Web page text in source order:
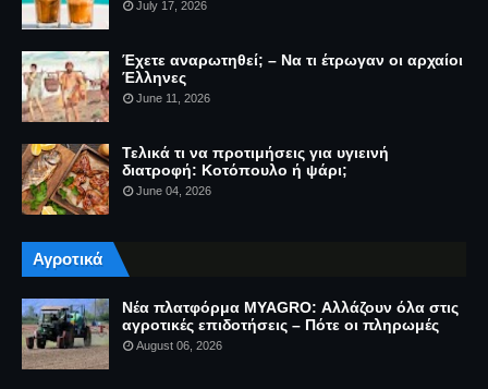
July 17, 2026
Έχετε αναρωτηθεί; – Να τι έτρωγαν οι αρχαίοι
Έλληνες
June 11, 2026
Τελικά τι να προτιμήσεις για υγιεινή
διατροφή: Κοτόπουλο ή ψάρι;
June 04, 2026
Αγροτικά
Νέα πλατφόρμα MYAGRO: Αλλάζουν όλα στις
αγροτικές επιδοτήσεις – Πότε οι πληρωμές
August 06, 2026